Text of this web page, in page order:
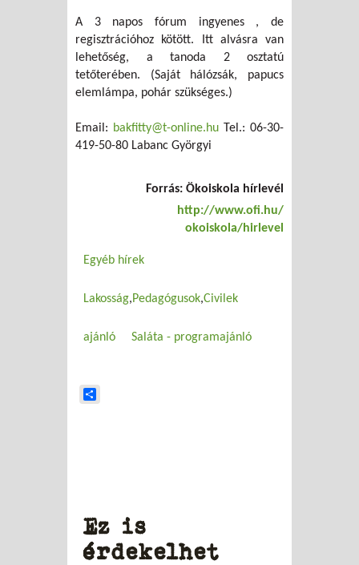
A 3 napos fórum ingyenes , de
regisztrációhoz kötött. Itt alvásra van
lehetőség, a tanoda 2 osztatú
tetőterében. (Saját hálózsák, papucs
elemlámpa, pohár szükséges.)
Email: bakfitty@t-online.hu Tel.: 06-30-
419-50-80 Labanc Györgyi
Forrás: Ökoiskola hírlevél
http://www.ofi.hu/
okoiskola/hirlevel
Egyéb hírek
Lakosság Pedagógusok Civilek
ajánló Saláta - programajánló
Ez is
érdekelhet